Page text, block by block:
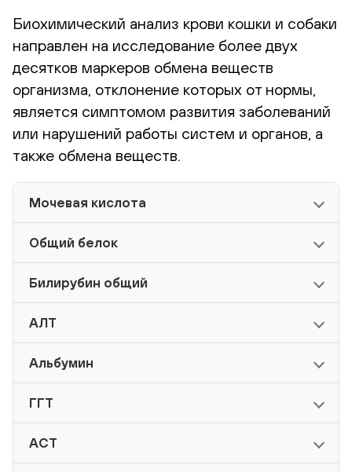
Биохимический анализ крови кошки и собаки
направлен на исследование более двух
десятков маркеров обмена веществ
организма, отклонение которых от нормы,
является симптомом развития заболеваний
или нарушений работы систем и органов, а
также обмена веществ.
Мочевая кислота
Общий белок
Билирубин общий
АЛТ
Альбумин
ГГТ
АСТ